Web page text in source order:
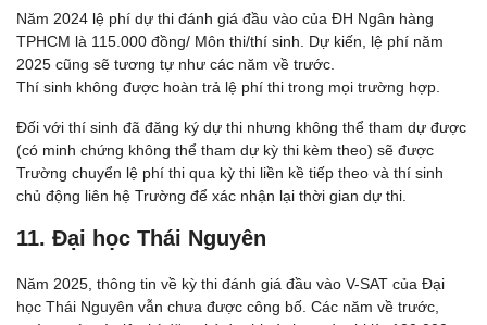
Năm 2024 lệ phí dự thi đánh giá đầu vào của ĐH Ngân hàng
TPHCM là 115.000 đồng/ Môn thi/thí sinh. Dự kiến, lệ phí năm
2025 cũng sẽ tương tự như các năm về trước.
Thí sinh không được hoàn trả lệ phí thi trong mọi trường hợp.
Đối với thí sinh đã đăng ký dự thi nhưng không thể tham dự được
(có minh chứng không thể tham dự kỳ thi kèm theo) sẽ được
Trường chuyển lệ phí thi qua kỳ thi liền kề tiếp theo và thí sinh
chủ động liên hệ Trường để xác nhận lại thời gian dự thi.
11. Đại học Thái Nguyên
Năm 2025, thông tin về kỳ thi đánh giá đầu vào V-SAT của Đại
học Thái Nguyên vẫn chưa được công bố. Các năm về trước,